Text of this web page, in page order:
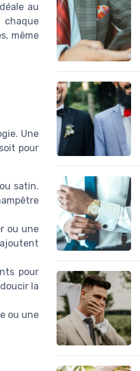
au
chaque
même
Une
pour
satin.
ou une
pour
la
ou une